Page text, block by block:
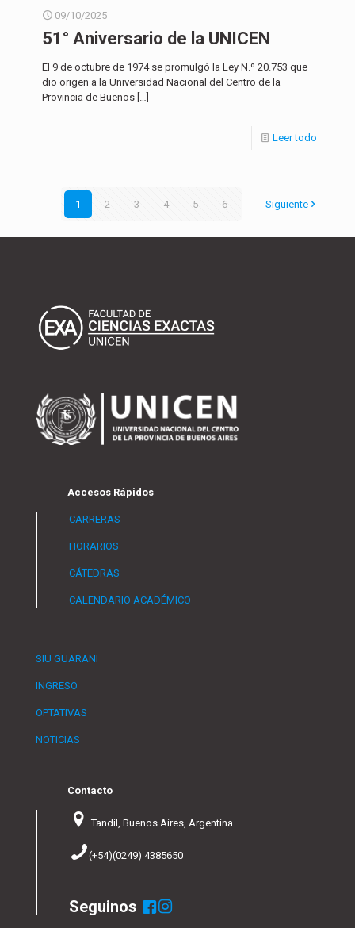
09/10/2025
51° Aniversario de la UNICEN
El 9 de octubre de 1974 se promulgó la Ley N.º 20.753 que
dio origen a la Universidad Nacional del Centro de la
Provincia de Buenos […]
Leer todo
1 2 3 4 5 6 Siguiente
Accesos Rápidos
CARRERAS
HORARIOS
CÁTEDRAS
CALENDARIO ACADÉMICO
SIU GUARANI
INGRESO
OPTATIVAS
NOTICIAS
Contacto
Tandil, Buenos Aires, Argentina.
(+54)(0249) 4385650
Seguinos